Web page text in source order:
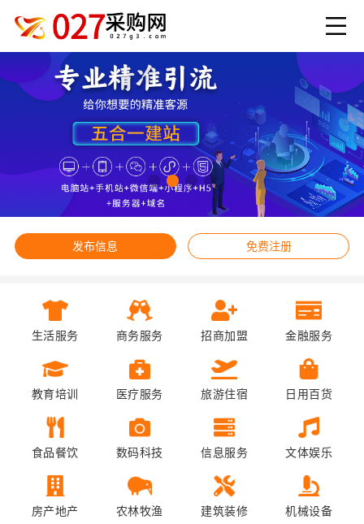
发布信息 免费注册
生活服务 商务服务 招商加盟 金融服务
教育培训 医疗服务 旅游住宿 日用百货
食品餐饮 数码科技 信息服务 文体娱乐
房产地产 农林牧渔 建筑装修 机械设备